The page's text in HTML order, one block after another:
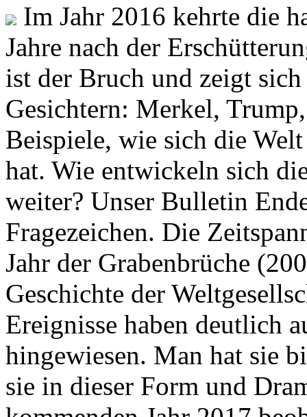
Im Jahr 2016 kehrte die
Jahre nach der
ist der Bruch und zeigt
Gesichtern: Merkel,
Beispiele, wie sich die
hat. Wie entwickeln sich
weiter? Unser Bulletin
Fragezeichen. Die
Jahr der Grabenbrüche
Geschichte der
Ereignisse haben deutlich
hingewiesen. Man hat sie
sie in dieser Form und